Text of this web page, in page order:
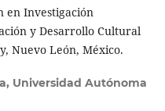
en Investigación
y Desarrollo Cultural
Nuevo León, México.
Universidad Autónoma